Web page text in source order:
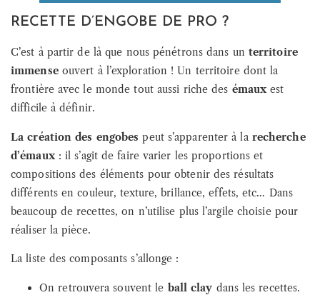
RECETTE D’ENGOBE DE PRO ?
C’est à partir de là que nous pénétrons dans un territoire
immenseouvert à l’exploration ! Un territoire dont la
frontière avec le monde tout aussi riche des émauxest
difficile à définir.
La création des engobes peut s’apparenter à la recherche
d’émaux : il s’agit de faire varier les proportions et
compositions des éléments pour obtenir des résultats
différents en couleur, texture, brillance, effets, etc… Dans
beaucoup de recettes, on n’utilise plus l’argile choisie pour
réaliser la pièce.
La liste des composants s’allonge :
On retrouvera souvent le ball clay dans les recettes.